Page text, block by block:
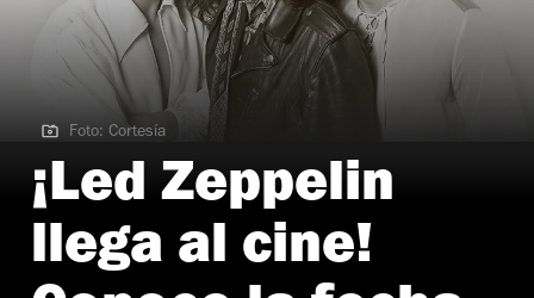
Foto: Cortesía
Foto: Cortesía
¡Led Zeppelin
llega al cine!